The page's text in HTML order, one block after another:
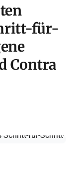
für-
Contra